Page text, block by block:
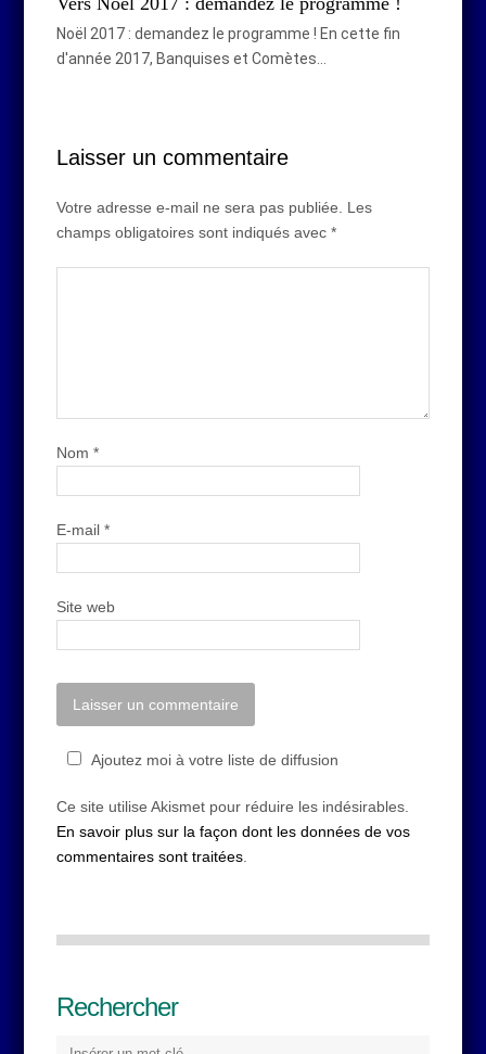
Noël 2017 : demandez le programme ! En cette fin
d'année 2017, Banquises et Comètes…
Laisser un commentaire
Votre adresse e-mail ne sera pas publiée.
Les
champs obligatoires sont indiqués avec*
Nom*
E-mail*
Site web
Ajoutez moi à votre liste de diffusion
Ce site utilise Akismet pour réduire les indésirables.
En savoir plus sur la façon dont les données de vos
commentaires sont traitées
Rechercher